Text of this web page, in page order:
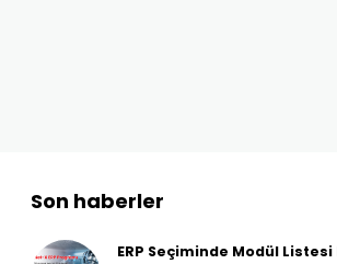
Son haberler
ERP Seçiminde Modül Listesi